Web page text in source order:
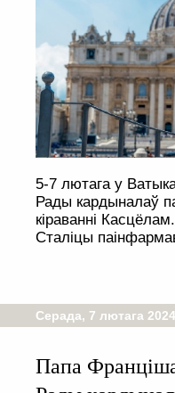
5-7 лютага у
Рады кардыналаў
кіраванні
Сталіцы
Серада, 7 лютага 2024
Папа